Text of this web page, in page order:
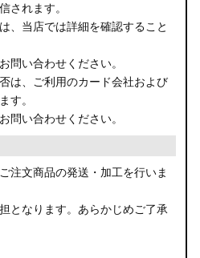
されます。
、当店では詳細を確認すること
問い合わせください。
は、ご利用のカード会社および
す。
問い合わせください。
注文商品の発送・加工を行いま
となります。あらかじめご了承